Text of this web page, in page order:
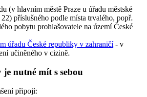
(v hlavním městě Praze u úřadu městské
22) příslušného podle místa trvalého, popř.
pobytu prohlašovatele na území České
úřadu České republiky v zahraničí- v
učiněného v cizině.
nutné mít s sebou
připojí: